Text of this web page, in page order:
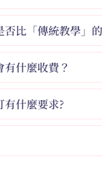
比「傳統教學」
什麼收費？
什麼要求?